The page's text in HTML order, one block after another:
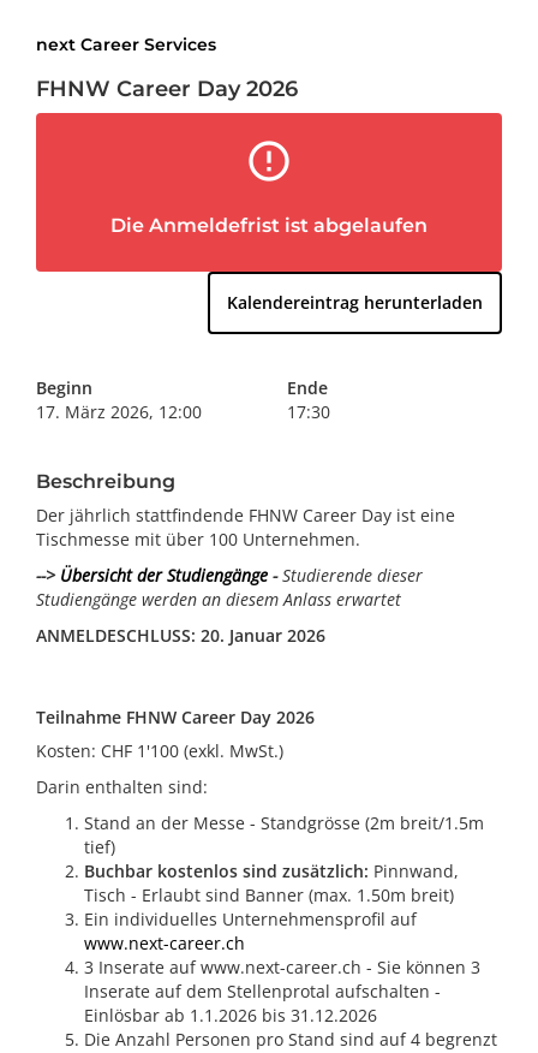
next Career Services
FHNW Career Day 2026
error_outline
Die Anmeldefrist ist abgelaufen
Kalendereintrag herunterladen
Beginn
17. März 2026, 12:00
Ende
17:30
Beschreibung
Der jährlich stattfindende FHNW Career Day ist eine
Tischmesse mit über 100 Unternehmen.
--> Übersicht der Studiengänge -Studierende dieser
Studiengänge werden an diesem Anlass erwartet
ANMELDESCHLUSS: 20. Januar 2026
Teilnahme FHNW Career Day 2026
Kosten: CHF 1'100 (exkl. MwSt.)
Darin enthalten sind:
Stand an der Messe - Standgrösse (2m breit/1.5m
tief)
Buchbar kostenlos sind zusätzlich: Pinnwand,
Tisch - Erlaubt sind Banner (max. 1.50m breit)
Ein individuelles Unternehmensprofil auf
www.next-career.ch
3 Inserate auf www.next-career.ch - Sie können 3
Inserate auf dem Stellenprotal aufschalten -
Einlösbar ab 1.1.2026 bis 31.12.2026
Die Anzahl Personen pro Stand sind auf 4 begrenzt